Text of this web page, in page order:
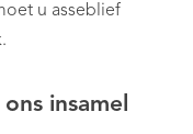
u asseblief
insamel